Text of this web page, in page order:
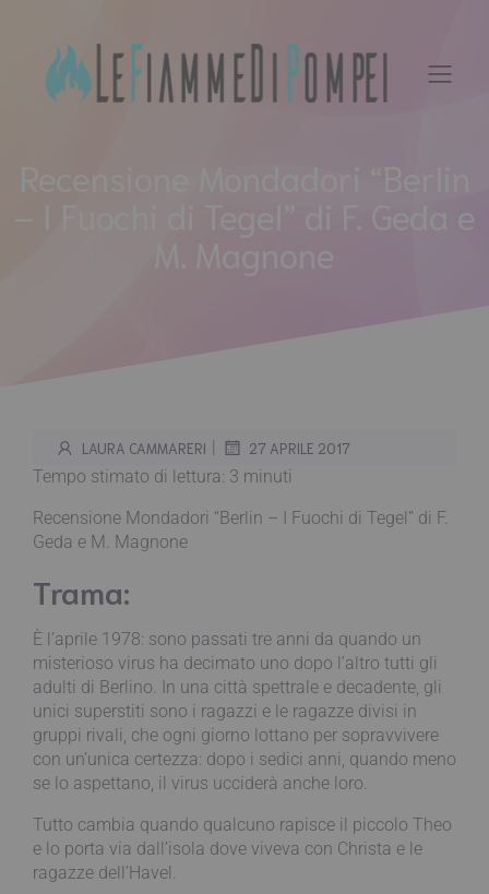
contenuto
– I Fuochi di Tegel” di F. Geda e
LAURA CAMMARERI | 27 APRILE 2017
Tempo stimato di lettura: 3 minuti
Recensione Mondadori “Berlin – I Fuochi di Tegel” di F.
Geda e M. Magnone
Trama:
È l’aprile 1978: sono passati tre anni da quando un
misterioso virus ha decimato uno dopo l’altro tutti gli
adulti di Berlino. In una città spettrale e decadente, gli
unici superstiti sono i ragazzi e le ragazze divisi in
gruppi rivali, che ogni giorno lottano per sopravvivere
con un’unica certezza: dopo i sedici anni, quando meno
se lo aspettano, il virus ucciderà anche loro.
Tutto cambia quando qualcuno rapisce il piccolo Theo
e lo porta via dall’isola dove viveva con Christa e le
ragazze dell’Havel.